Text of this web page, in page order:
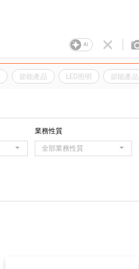
AI
節能產品 LED照明 節能產品
業務性質
全部業務性質